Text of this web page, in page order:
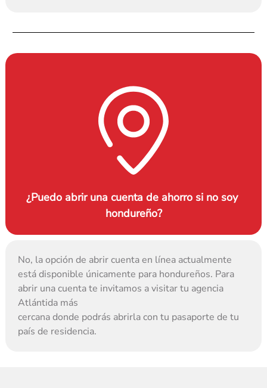
¿Puedo abrir una cuenta de ahorro si no soy
hondureño?
No, la opción de abrir cuenta en línea actualmente
está disponible únicamente para hondureños. Para
abrir una cuenta te invitamos a visitar tu agencia
Atlántida más
cercana donde podrás abrirla con tu pasaporte de tu
país de residencia.